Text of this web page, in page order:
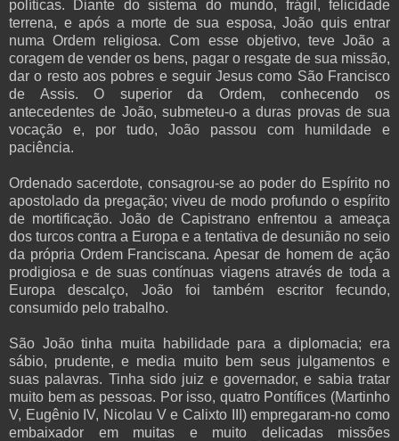
políticas. Diante do sistema do mundo, frágil, felicidade
terrena, e após a morte de sua esposa, João quis entrar
numa Ordem religiosa. Com esse objetivo, teve João a
coragem de vender os bens, pagar o resgate de sua missão,
dar o resto aos pobres e seguir Jesus como São Francisco
de Assis. O superior da Ordem, conhecendo os
antecedentes de João, submeteu-o a duras provas de sua
vocação e, por tudo, João passou com humildade e
paciência.
Ordenado sacerdote, consagrou-se ao poder do Espírito no
apostolado da pregação; viveu de modo profundo o espírito
de mortificação. João de Capistrano enfrentou a ameaça
dos turcos contra a Europa e a tentativa de desunião no seio
da própria Ordem Franciscana. Apesar de homem de ação
prodigiosa e de suas contínuas viagens através de toda a
Europa descalço, João foi também escritor fecundo,
consumido pelo trabalho.
São João tinha muita habilidade para a diplomacia; era
sábio, prudente, e media muito bem seus julgamentos e
suas palavras. Tinha sido juiz e governador, e sabia tratar
muito bem as pessoas. Por isso, quatro Pontífices (Martinho
V, Eugênio IV, Nicolau V e Calixto III) empregaram-no como
embaixador em muitas e muito delicadas missões